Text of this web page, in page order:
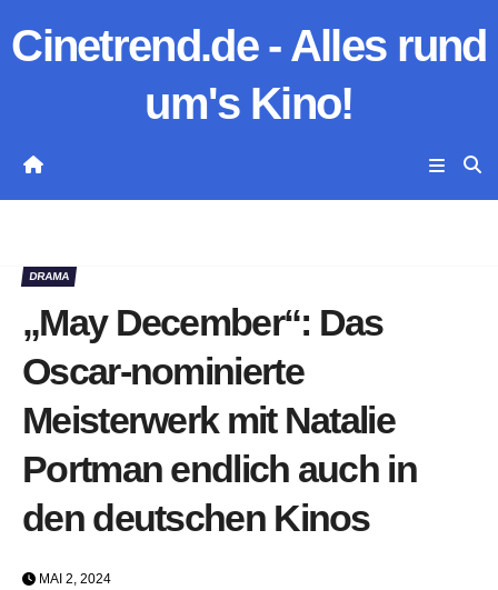
Inhalt
Cinetrend.de - Alles rund
um's Kino!
DRAMA
„May December“: Das
Oscar-nominierte
Meisterwerk mit Natalie
Portman endlich auch in
den deutschen Kinos
MAI 2, 2024